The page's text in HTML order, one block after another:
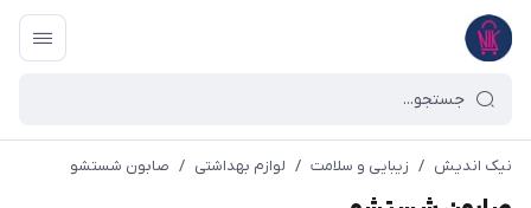
نیک اندیش / زیبایی و سلامت / لوازم بهداشتی / صابون شستشو